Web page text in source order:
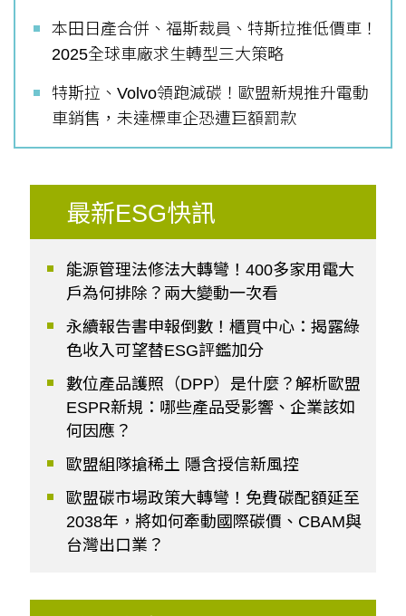
本田日產合併、福斯裁員、特斯拉推低價車！
2025全球車廠求生轉型三大策略
特斯拉、Volvo領跑減碳！歐盟新規推升電動
車銷售，未達標車企恐遭巨額罰款
最新ESG快訊
能源管理法修法大轉彎！400多家用電大
戶為何排除？兩大變動一次看
永續報告書申報倒數！櫃買中心：揭露綠
色收入可望替ESG評鑑加分
數位產品護照（DPP）是什麼？解析歐盟
ESPR新規：哪些產品受影響、企業該如
何因應？
歐盟組隊搶稀土 隱含授信新風控
歐盟碳市場政策大轉彎！免費碳配額延至
2038年，將如何牽動國際碳價、CBAM與
台灣出口業？